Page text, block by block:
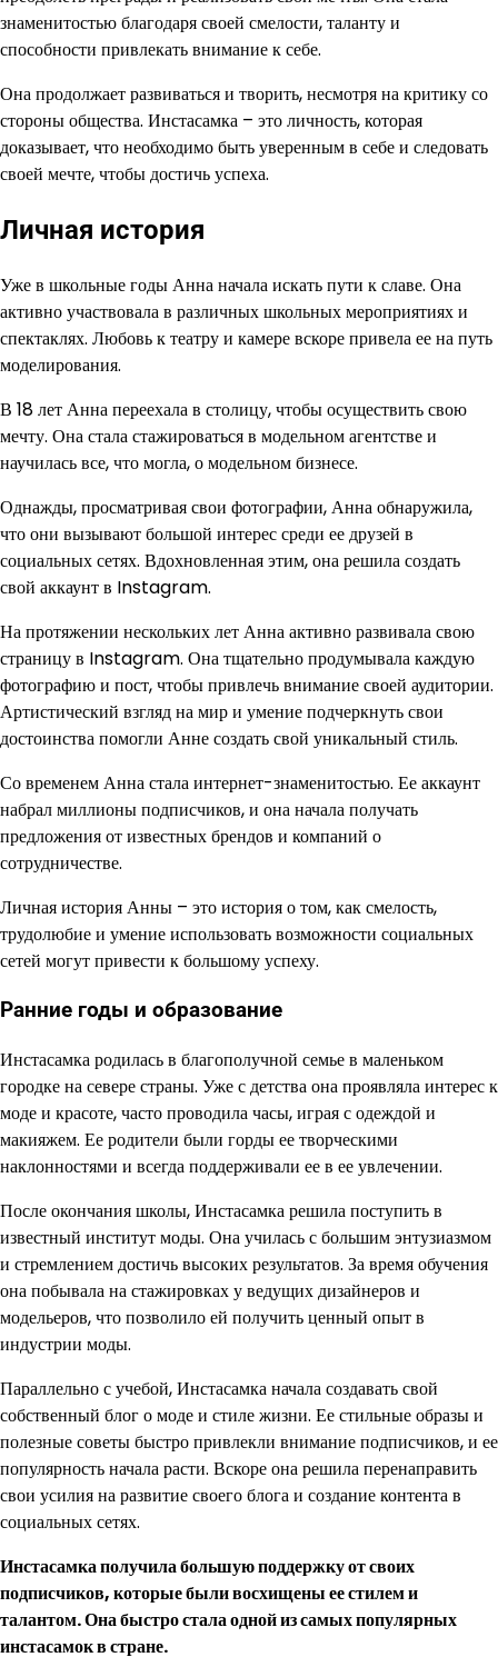
знаменитостью благодаря своей смелости, таланту и
способности привлекать внимание к себе.
Она продолжает развиваться и творить, несмотря на критику со
стороны общества. Инстасамка – это личность, которая
доказывает, что необходимо быть уверенным в себе и следовать
своей мечте, чтобы достичь успеха.
Личная история
Уже в школьные годы Анна начала искать пути к славе. Она
активно участвовала в различных школьных мероприятиях и
спектаклях. Любовь к театру и камере вскоре привела ее на путь
моделирования.
В 18 лет Анна переехала в столицу, чтобы осуществить свою
мечту. Она стала стажироваться в модельном агентстве и
научилась все, что могла, о модельном бизнесе.
Однажды, просматривая свои фотографии, Анна обнаружила,
что они вызывают большой интерес среди ее друзей в
социальных сетях. Вдохновленная этим, она решила создать
свой аккаунт в Instagram.
На протяжении нескольких лет Анна активно развивала свою
страницу в Instagram. Она тщательно продумывала каждую
фотографию и пост, чтобы привлечь внимание своей аудитории.
Артистический взгляд на мир и умение подчеркнуть свои
достоинства помогли Анне создать свой уникальный стиль.
Со временем Анна стала интернет-знаменитостью. Ее аккаунт
набрал миллионы подписчиков, и она начала получать
предложения от известных брендов и компаний о
сотрудничестве.
Личная история Анны – это история о том, как смелость,
трудолюбие и умение использовать возможности социальных
сетей могут привести к большому успеху.
Ранние годы и образование
Инстасамка родилась в благополучной семье в маленьком
городке на севере страны. Уже с детства она проявляла интерес к
моде и красоте, часто проводила часы, играя с одеждой и
макияжем. Ее родители были горды ее творческими
наклонностями и всегда поддерживали ее в ее увлечении.
После окончания школы, Инстасамка решила поступить в
известный институт моды. Она училась с большим энтузиазмом
и стремлением достичь высоких результатов. За время обучения
она побывала на стажировках у ведущих дизайнеров и
модельеров, что позволило ей получить ценный опыт в
индустрии моды.
Параллельно с учебой, Инстасамка начала создавать свой
собственный блог о моде и стиле жизни. Ее стильные образы и
полезные советы быстро привлекли внимание подписчиков, и ее
популярность начала расти. Вскоре она решила перенаправить
свои усилия на развитие своего блога и создание контента в
социальных сетях.
Инстасамка получила большую поддержку от своих
подписчиков, которые были восхищены ее стилем и
талантом. Она быстро стала одной из самых популярных
инстасамок в стране.